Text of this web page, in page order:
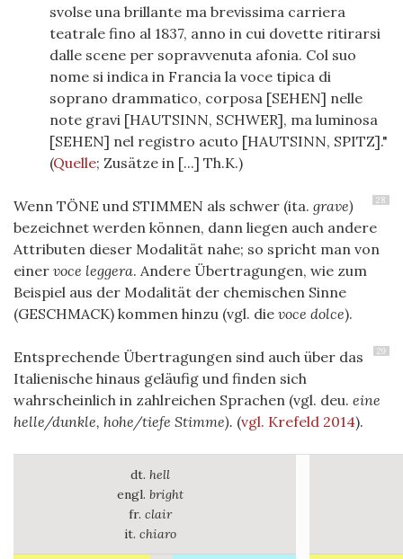
svolse una brillante ma brevissima carriera
teatrale fino al 1837, anno in cui dovette ritirarsi
dalle scene per sopravvenuta afonia. Col suo
nome si indica in Francia la voce tipica di
soprano drammatico, corposa [SEHEN] nelle
note gravi [HAUTSINN, SCHWER], ma luminosa
[SEHEN] nel registro acuto [HAUTSINN, SPITZ]."
(Quelle; Zusätze in [...] Th.K.)
28
Wenn TÖNE und STIMMEN als schwer (ita. grave)
bezeichnet werden können, dann liegen auch andere
Attributen dieser Modalität nahe; so spricht man von
einer voce leggera. Andere Übertragungen, wie zum
Beispiel aus der Modalität der chemischen Sinne
(GESCHMACK) kommen hinzu (vgl. die voce dolce).
29
Entsprechende Übertragungen sind auch über das
Italienische hinaus geläufig und finden sich
wahrscheinlich in zahlreichen Sprachen (vgl. deu. eine
helle/dunkle, hohe/tiefe Stimme). (vgl. Krefeld 2014).
dt. hell
engl. bright
fr. clair
it. chiaro